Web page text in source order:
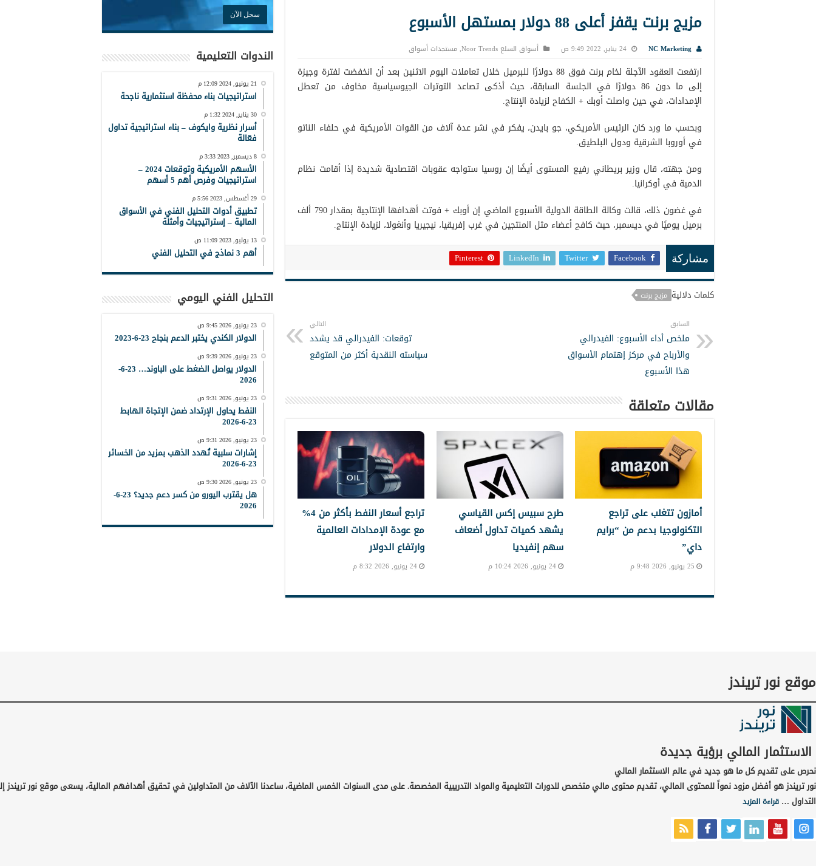
مزيج برنت يقفز أعلى 88 دولار بمستهل الأسبوع
NC Marketing 24 يناير, 2022 9:49 ص أسواق السلع Noor Trends ,مستجدات أسواق
ارتفعت العقود الآجلة لخام برنت فوق 88 دولارًا للبرميل خلال تعاملات اليوم الاثنين بعد أن انخفضت لفترة وجيزة
إلى ما دون 86 دولارًا في الجلسة السابقة، حيث أذكى تصاعد التوترات الجيوسياسية مخاوف من تعطل
الإمدادات، في حين واصلت أوبك + الكفاح لزيادة الإنتاج.
وبحسب ما ورد كان الرئيس الأمريكي، جو بايدن، يفكر في نشر عدة آلاف من القوات الأمريكية في حلفاء الناتو
في أوروبا الشرقية ودول البلطيق.
ومن جهته، قال وزير بريطاني رفيع المستوى أيضًا إن روسيا ستواجه عقوبات اقتصادية شديدة إذا أقامت نظام
الدمية في أوكرانيا.
في غضون ذلك، قالت وكالة الطاقة الدولية الأسبوع الماضي إن أوبك + فوتت أهدافها الإنتاجية بمقدار 790 ألف
برميل يوميًا في ديسمبر، حيث كافح أعضاء مثل المنتجين في غرب إفريقيا، نيجيريا وأنغولا، لزيادة الإنتاج.
مشاركة Facebook
Twitter
LinkedIn
Pinterest
كلمات دلالية مزيج برنت
السابق
ملخص أداء الأسبوع: الفيدرالي
والأرباح في مركز إهتمام الأسواق
هذا الأسبوع
التالي
توقعات: الفيدرالي قد يشدد
سياسته النقدية أكثر من المتوقع
مقالات متعلقة
أمازون تتغلب على تراجع
التكنولوجيا بدعم من “برايم
داي”
25 يونيو, 2026 9:48 م
طرح سبيس إكس القياسي
يشهد كميات تداول أضعاف
سهم إنفيديا
24 يونيو, 2026 10:24 م
تراجع أسعار النفط بأكثر من 4%
مع عودة الإمدادات العالمية
وارتفاع الدولار
24 يونيو, 2026 8:32 م
الندوات التعليمية
21 يونيو, 2024 12:09 م
استراتيجيات بناء محفظة استثمارية ناجحة
30 يناير, 2024 1:32 م
أسرار نظرية وايكوف – بناء استراتيجية تداول
فعّالة
8 ديسمبر, 2023 3:33 م
الأسهم الأمريكية وتوقعات 2024 –
استراتيجيات وفرص أهم 5 أسهم
29 أغسطس, 2023 5:56 م
تطبيق أدوات التحليل الفني في الأسواق
المالية – إستراتيجيات وأمثلة
13 يوليو, 2023 11:09 ص
أهم 3 نماذج في التحليل الفني
التحليل الفني اليومي
23 يونيو, 2026 9:45 ص
الدولار الكندي يختبر الدعم بنجاح 23-6-2023
23 يونيو, 2026 9:39 ص
الدولار يواصل الضغط على الباوند… 23-6-
2026
23 يونيو, 2026 9:31 ص
النفط يحاول الإرتداد ضمن الإتجاة الهابط
23-6-2026
23 يونيو, 2026 9:31 ص
إشارات سلبية تُهدد الذهب بمزيد من الخسائر
23-6-2026
23 يونيو, 2026 9:30 ص
هل يقترب اليورو من كسر دعم جديد؟ 23-6-
2026
موقع نور تريندز
الاستثمار المالي برؤية جديدة
نحرص على تقديم كل ما هو جديد في عالم الاستثمار المالي
نور تريندز هو أفضل مزود نمواً للمحتوى المالي، تقديم محتوى مالي متخصص للدورات التعليمية والمواد التدريبية المخصصة. على مدى السنوات الخمس الماضية، ساعدنا الآلاف من المتداولين في تحقيق أهدافهم المالية، يسعى موقع نور تريندز
التداول … قراءة المزيد